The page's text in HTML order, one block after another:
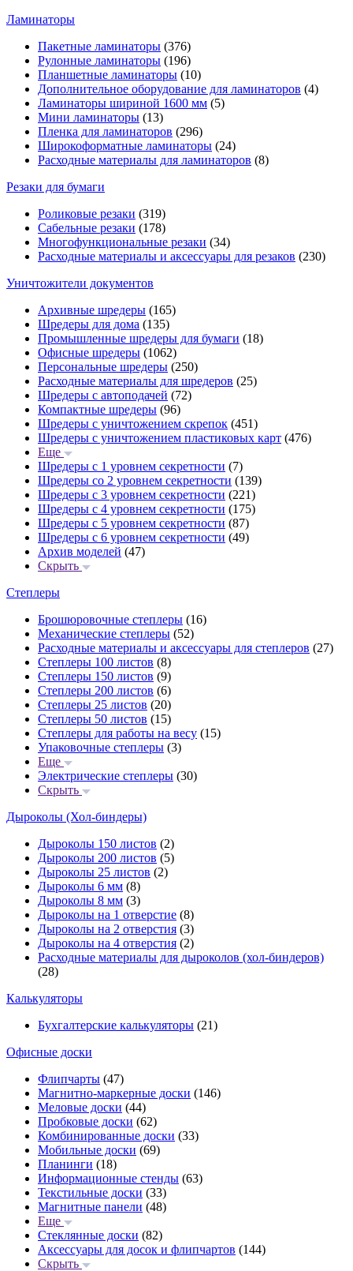
Ламинаторы
Пакетные ламинаторы (376)
Рулонные ламинаторы (196)
Планшетные ламинаторы (10)
Дополнительное оборудование для ламинаторов (4)
Ламинаторы шириной 1600 мм (5)
Мини ламинаторы (13)
Пленка для ламинаторов (296)
Широкоформатные ламинаторы (24)
Расходные материалы для ламинаторов (8)
Резаки для бумаги
Роликовые резаки (319)
Сабельные резаки (178)
Многофункциональные резаки (34)
Расходные материалы и аксессуары для резаков (230)
Уничтожители документов
Архивные шредеры (165)
Шредеры для дома (135)
Промышленные шредеры для бумаги (18)
Офисные шредеры (1062)
Персональные шредеры (250)
Расходные материалы для шредеров (25)
Шредеры с автоподачей (72)
Компактные шредеры (96)
Шредеры с уничтожением скрепок (451)
Шредеры с уничтожением пластиковых карт (476)
Еще
Шредеры с 1 уровнем секретности (7)
Шредеры со 2 уровнем секретности (139)
Шредеры с 3 уровнем секретности (221)
Шредеры с 4 уровнем секретности (175)
Шредеры с 5 уровнем секретности (87)
Шредеры с 6 уровнем секретности (49)
Архив моделей (47)
Скрыть
Степлеры
Брошюровочные степлеры (16)
Механические степлеры (52)
Расходные материалы и аксессуары для степлеров (27)
Степлеры 100 листов (8)
Степлеры 150 листов (9)
Степлеры 200 листов (6)
Степлеры 25 листов (20)
Степлеры 50 листов (15)
Степлеры для работы на весу (15)
Упаковочные степлеры (3)
Еще
Электрические степлеры (30)
Скрыть
Дыроколы (Хол-биндеры)
Дыроколы 150 листов (2)
Дыроколы 200 листов (5)
Дыроколы 25 листов (2)
Дыроколы 6 мм (8)
Дыроколы 8 мм (3)
Дыроколы на 1 отверстие (8)
Дыроколы на 2 отверстия (3)
Дыроколы на 4 отверстия (2)
Расходные материалы для дыроколов (хол-биндеров)
(28)
Калькуляторы
Бухгалтерские калькуляторы (21)
Офисные доски
Флипчарты (47)
Магнитно-маркерные доски (146)
Меловые доски (44)
Пробковые доски (62)
Комбинированные доски (33)
Мобильные доски (69)
Планинги (18)
Информационные стенды (63)
Текстильные доски (33)
Магнитные панели (48)
Еще
Стеклянные доски (82)
Аксессуары для досок и флипчартов (144)
Скрыть